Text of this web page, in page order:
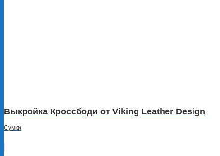
Выкройка Кроссбоди от Viking Leather Design
Сумки